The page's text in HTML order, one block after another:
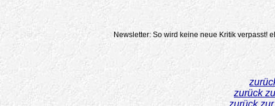
Newsletter: So wird keine neue Kritik verpasst!
zurück
zurück